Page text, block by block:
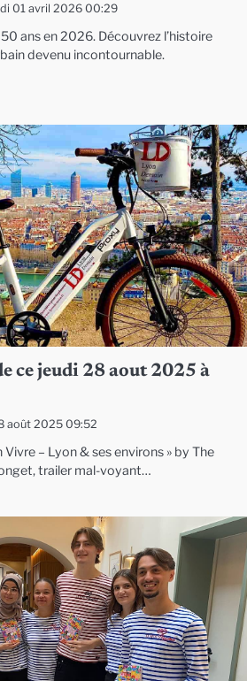
01 avril 2026 00:29
ans en 2026. Découvrez l’histoire
devenu incontournable.
ce jeudi 28 aout 2025 à
août 2025 09:52
– Lyon & ses environs » by The
trailer mal-voyant…